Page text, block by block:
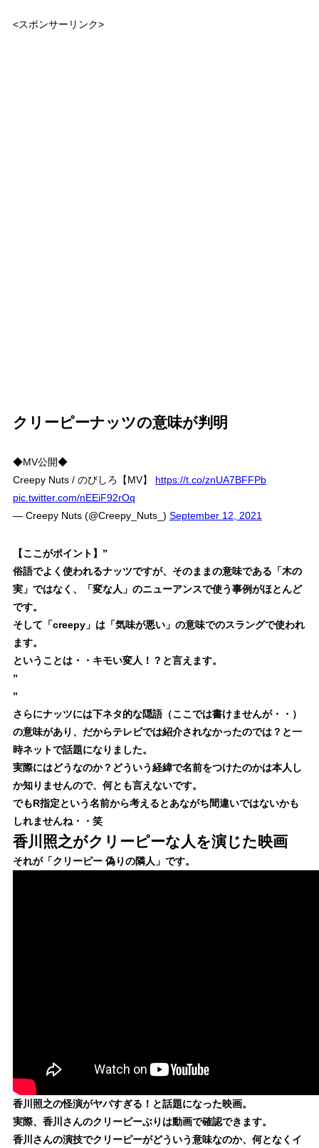
<スポンサーリンク>
クリーピーナッツの意味が判明
◆MV公開◆
Creepy Nuts / のびしろ【MV】 https://t.co/znUA7BFFPb
pic.twitter.com/nEEiF92rOq
— Creepy Nuts (@Creepy_Nuts_) September 12, 2021
【ここがポイント】 ”
俗語でよく使われるナッツですが、そのままの意味である 「木の
実」ではなく、「変な人」 のニューアンスで使う事例がほとんど
です。
そして 「creepy」は「気味が悪い」の意味でのスラングで使われ
ます。
ということは・・ キモい変人！？ と言えます。
”
”
さらにナッツには下ネタ的な隠語（ここでは書けませんが・・）
の意味があり、だからテレビでは紹介されなかったのでは？と一
時ネットで話題になりました。
実際にはどうなのか？どういう経緯で名前をつけたのかは本人し
か知りませんので、何とも言えないです。
でもR指定という名前から考えるとあながち間違いではないかも
しれませんね・・笑
香川照之がクリーピーな人を演じた映画
それが「クリーピー 偽りの隣人」です。
香川照之の怪演がヤバすぎる！と話題になった映画。
実際、香川さんのクリーピーぶりは動画で確認できます。
香川さんの演技でクリーピーがどういう意味なのか、何となくイ